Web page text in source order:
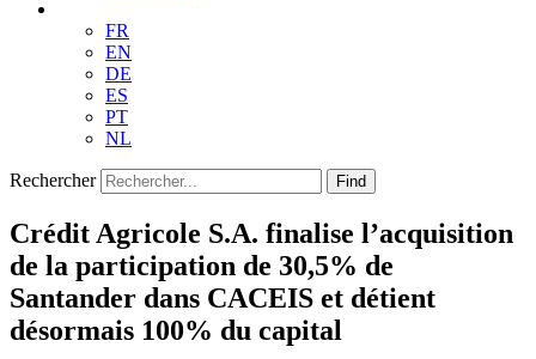
FR
EN
DE
ES
PT
NL
Rechercher Find
Crédit Agricole S.A. finalise l’acquisition
de la participation de 30,5% de
Santander dans CACEIS et détient
désormais 100% du capital